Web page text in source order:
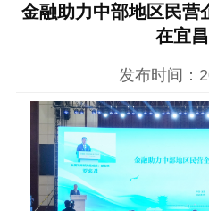
金融助力中部地区民营
在宜
发布时间：